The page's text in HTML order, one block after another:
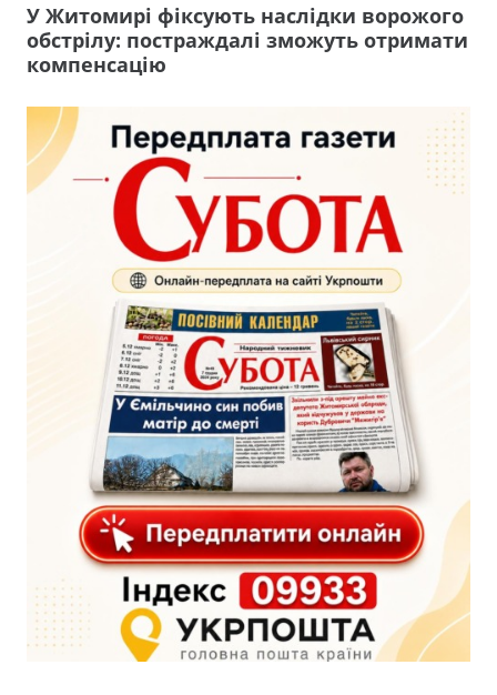
У Житомирі фіксують наслідки ворожого
обстрілу: постраждалі зможуть отримати
компенсацію